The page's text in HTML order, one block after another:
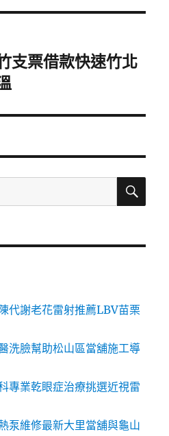
支票借款快速竹北
搜
代謝老花雷射推薦LBV苗栗
洗臉幫助松山區當舖施工導
專業乾眼症治療挑選近視雷
泵維修最新大里當舖與龜山